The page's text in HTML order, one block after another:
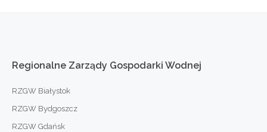
Regionalne Zarządy Gospodarki Wodnej
RZGW Białystok
RZGW Bydgoszcz
RZGW Gdańsk